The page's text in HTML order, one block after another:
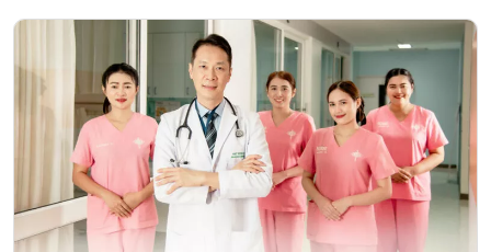
รับมือกับอารมณ์ของตนเองก่อน ไม่รีบดุ ว่ากล่าว หรือตอบโต้ด้วย
อารมณ์ที่รุนแรงกลับ เพราะเมื่อลูกเริ่มเข้าสู่วัยอนุบาลหรือประถม
พฤติกรรมของเขาจะเริ่มซับซ้อนขึ้น ทั้งทางด้านอารมณ์ สังคม และการ
แสดงออก การที่ลูกแสดงความก้าวร้าวบ้าง เช่น งอแง โวยวาย หรือผลัก
เพื่อน เป็นสิ่งที่พบได้บ่อยในช่วงวัยนี้ อย่างไรก็ตาม พฤติกรรมก้าวร้าว
บางอย่างอาจไม่ใช่แค่ “พฤติกรรมธรรมดาตามวัย” แต่อาจเข้าข่าย
พฤติกรรมก้าวร้าวที่รุนแรง ซึ่งควรสังเกตและดูแลอย่างใกล้ชิด เพราะ
อาจส่งผลเสียต่อพัฒนาการของลูก ความสัมพันธ์ในครอบครัว และการ
ปรับตัวของเขาในโรงเรียนได้ค่ะ พฤติกรรมก้าวร้าวแบบไหนบ้างที่เรียก